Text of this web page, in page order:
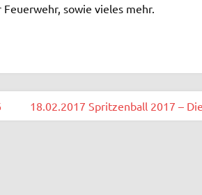
sowie vieles mehr.
18.02.2017 Spritzenball 2017 –